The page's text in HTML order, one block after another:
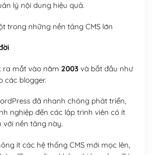
lý nội dung hiệu quả.
trong những nền tảng CMS lớn
ra mắt vào năm 2003và bắt đầu như
các blogger.
đã nhanh chóng phát triển,
nghiệp đến các lập trình viên có ít
với nền tảng này.
ít các hệ thống CMS mới mọc lên,